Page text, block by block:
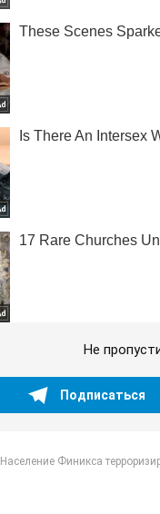
Не
Подписаться
Население Финикса